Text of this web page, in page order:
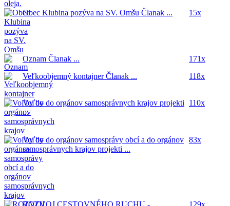
Obec Klubina pozýva na SV. Omšu Članak ... 15x
Oznam Članak ...
171x
Veľkoobjemný kontajnerČlanak ... 118x
Voľby do orgánov samosprávnych krajov projekti
...
110x
Voľby do orgánov samosprávy obcí a do orgánov
samosprávnych krajov projekti ...
83x